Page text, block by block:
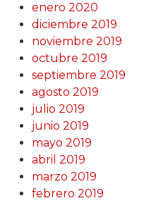
enero 2020
diciembre 2019
noviembre 2019
octubre 2019
septiembre 2019
agosto 2019
julio 2019
junio 2019
mayo 2019
abril 2019
marzo 2019
febrero 2019